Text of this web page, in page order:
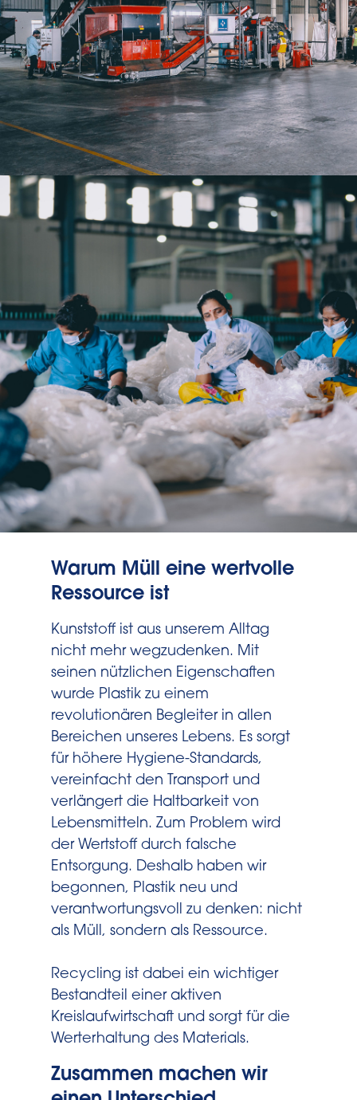
Warum Müll eine wertvolle
Ressource ist
Kunststoff ist aus unserem Alltag
nicht mehr wegzudenken. Mit
seinen nützlichen Eigenschaften
wurde Plastik zu einem
revolutionären Begleiter in allen
Bereichen unseres Lebens. Es sorgt
für höhere Hygiene-Standards,
vereinfacht den Transport und
verlängert die Haltbarkeit von
Lebensmitteln. Zum Problem wird
der Wertstoff durch falsche
Entsorgung. Deshalb haben wir
begonnen, Plastik neu und
verantwortungsvoll zu denken: nicht
als Müll, sondern als Ressource.
Recycling ist dabei ein wichtiger
Bestandteil einer aktiven
Kreislaufwirtschaft und sorgt für die
Werterhaltung des Materials.
Zusammen machen wir